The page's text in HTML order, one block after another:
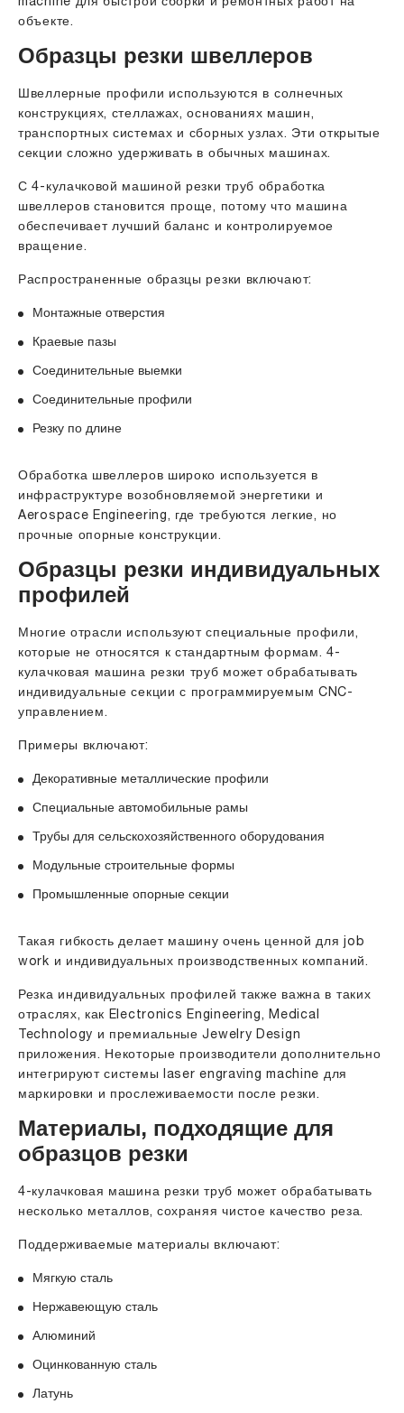
объекте.
Образцы резки швеллеров
Швеллерные профили используются в солнечных
конструкциях, стеллажах, основаниях машин,
транспортных системах и сборных узлах. Эти открытые
секции сложно удерживать в обычных машинах.
С 4-кулачковой машиной резки труб обработка
швеллеров становится проще, потому что машина
обеспечивает лучший баланс и контролируемое
вращение.
Распространенные образцы резки включают:
Монтажные отверстия
Краевые пазы
Соединительные выемки
Соединительные профили
Резку по длине
Обработка швеллеров широко используется в
инфраструктуре возобновляемой энергетики и
Aerospace Engineering, где требуются легкие, но
прочные опорные конструкции.
Образцы резки индивидуальных
профилей
Многие отрасли используют специальные профили,
которые не относятся к стандартным формам. 4-
кулачковая машина резки труб может обрабатывать
индивидуальные секции с программируемым CNC-
управлением.
Примеры включают:
Декоративные металлические профили
Специальные автомобильные рамы
Трубы для сельскохозяйственного оборудования
Модульные строительные формы
Промышленные опорные секции
Такая гибкость делает машину очень ценной для job
work и индивидуальных производственных компаний.
Резка индивидуальных профилей также важна в таких
отраслях, как Electronics Engineering, Medical
Technology и премиальные Jewelry Design
приложения. Некоторые производители дополнительно
интегрируют системы laser engraving machine для
маркировки и прослеживаемости после резки.
Материалы, подходящие для
образцов резки
4-кулачковая машина резки труб может обрабатывать
несколько металлов, сохраняя чистое качество реза.
Поддерживаемые материалы включают:
Мягкую сталь
Нержавеющую сталь
Алюминий
Оцинкованную сталь
Латунь